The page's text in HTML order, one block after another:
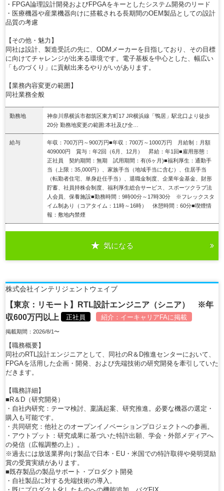
・FPGA論理設計開発およびFPGAをキーとしたシステム開発のリード
・医療機器や産業機器向けに搭載される長期間のOEM製品としての設計
品質の考慮
【その他・魅力】
同社は設計、製造受託の先に、ODMメーカーを目指しており、その目標
に向けてチャレンジが出来る環境です。電子基板を中心とした、幅広い
「ものづくり」に貢献出来るやりがいがあります。
【業務内容変更の範囲】
同社業務全般
勤務地
神奈川県横浜市都筑区東方町17 JR横浜線「鴨居」駅北口より徒歩
20分 勤務地変更の範囲:本社及び全…
給与
年収：700万円～900万円■年収：700万～1000万円 月給制：月額
409000円 賞与：年2回（6月、12月） 昇給：年1回■雇用形態：
正社員 契約期間：無期 試用期間：有(6ヶ月)■福利厚生：通勤手
当（上限：35,000円）、家族手当（地域手当に含む）、住居手当
（転勤者住宅、単身赴任手当）、退職金制度、企業年金基金、財形
貯蓄、社員持株会制度、福利厚生総合サービス、スポーツクラブ法
人会員、保養施設■勤務時間：9時00分～17時30分 ※フレックスタ
イム制あり（コアタイム：11時～16時） 休憩時間：60分■喫煙情
報：敷地内禁煙
気になる
株式会社インテリジェントウェイブ
【東京：リモート】RTL設計エンジニア（シニア） ※年
収600万円以上
正社員 紹介： イーキャリアFAに掲載
掲載期間：2026/8/1〜
【職務概要】
同社のRTL設計エンジニアとして、同社のR＆D推進センターにおいて、
FPGAを活用した企画・開発、および先端技術の研究開発を牽引していた
だきます。
【職務詳細】
■R＆D（研究開発）
・自社内研究：テーマ検討、稟議起案、研究推進。必要な機器の選定・
購入も可能です。
・共同研究：他社とのオープンイノベーションプロジェクトへの参画。
・アウトプット：研究成果に基づいた特許出願、学会・外部メディアへ
の発信（広報調整の上）。
※過去には放送業界向け製品で日本・EU・米国での特許取得や発明奨励
賞の受賞実績があります。
■既存製品の製品サポート・プロダクト開発
・自社製品に対する先端技術の導入。